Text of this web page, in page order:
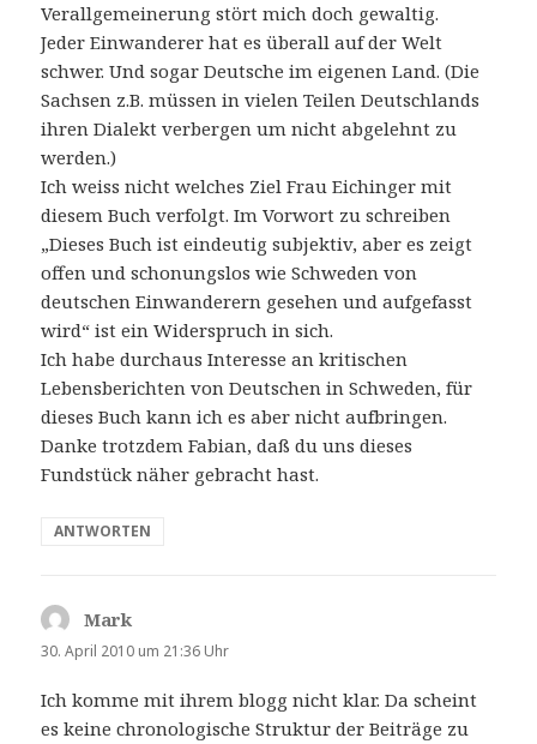
Verallgemeinerung stört mich doch gewaltig.
Jeder Einwanderer hat es überall auf der Welt
schwer. Und sogar Deutsche im eigenen Land. (Die
Sachsen z.B. müssen in vielen Teilen Deutschlands
ihren Dialekt verbergen um nicht abgelehnt zu
werden.)
Ich weiss nicht welches Ziel Frau Eichinger mit
diesem Buch verfolgt. Im Vorwort zu schreiben
„Dieses Buch ist eindeutig subjektiv, aber es zeigt
offen und schonungslos wie Schweden von
deutschen Einwanderern gesehen und aufgefasst
wird“ ist ein Widerspruch in sich.
Ich habe durchaus Interesse an kritischen
Lebensberichten von Deutschen in Schweden, für
dieses Buch kann ich es aber nicht aufbringen.
Danke trotzdem Fabian, daß du uns dieses
Fundstück näher gebracht hast.
ANTWORTEN
Mark
30. April 2010 um 21:36 Uhr
Ich komme mit ihrem blogg nicht klar. Da scheint
es keine chronologische Struktur der Beiträge zu